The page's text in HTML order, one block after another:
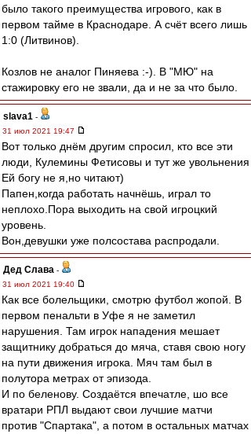
было такого преимущества игрового, как в
первом тайме в Краснодаре. А счёт всего лишь
1:0 (Литвинов).
Козлов не аналог Пиняева :-). В "МЮ" на
стажировку его не звали, да и не за что было.
slava1 -
31 июл 2021 19:47
Вот только днём другим спросил, кто все эти
люди, Кулемины Фетисовы и тут же увольнения
Ей богу не я,но читают)
Папен,когда работать начнёшь, играл то
неплохо.Пора выходить на свой игроцкий
уровень.
Вон,девушки уже полсостава распродали.
Дед Слава -
31 июл 2021 19:40
Как все болельщики, смотрю футбол жопой. В
первом пенальти в Уфе я не заметил
нарушения. Там игрок нападения мешает
защитнику добраться до мяча, ставя свою ногу
на пути движения игрока. Мяч там был в
полутора метрах от эпизода.
И по беленову. Создаётся впечатле, шо все
вратари РПЛ выдают свои лучшие матчи
против "Спартака", а потом в остальных матчах